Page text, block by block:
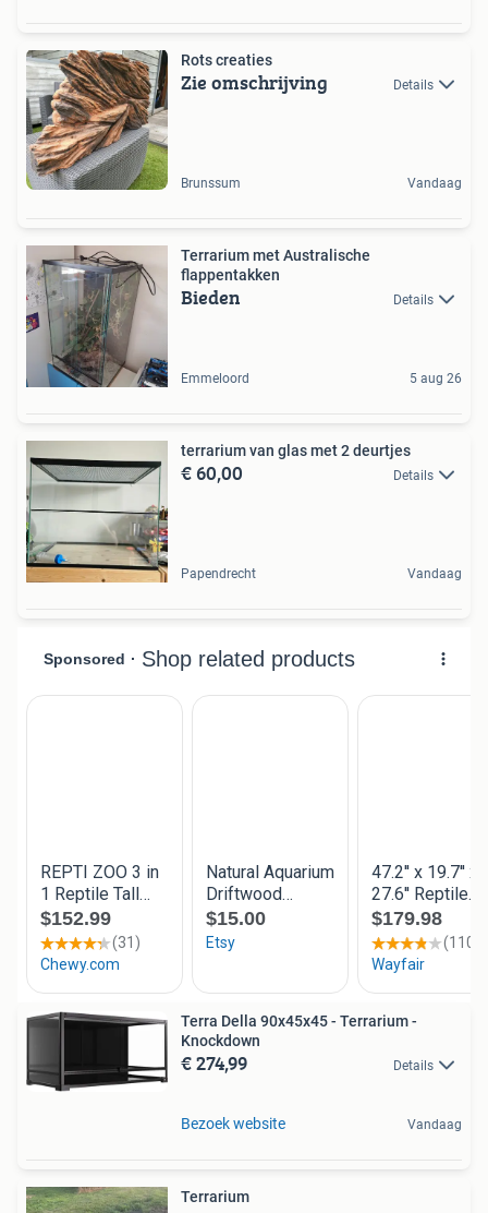
Rots creaties
Zie omschrijving Details
Brunssum Vandaag
Terrarium met Australische
flappentakken
Bieden Details
Emmeloord 5 aug 26
terrarium van glas met 2 deurtjes
€ 60,00 Details
Papendrecht Vandaag
Terra Della 90x45x45 - Terrarium -
Knockdown
€ 274,99 Details
Bezoek website Vandaag
Terrarium